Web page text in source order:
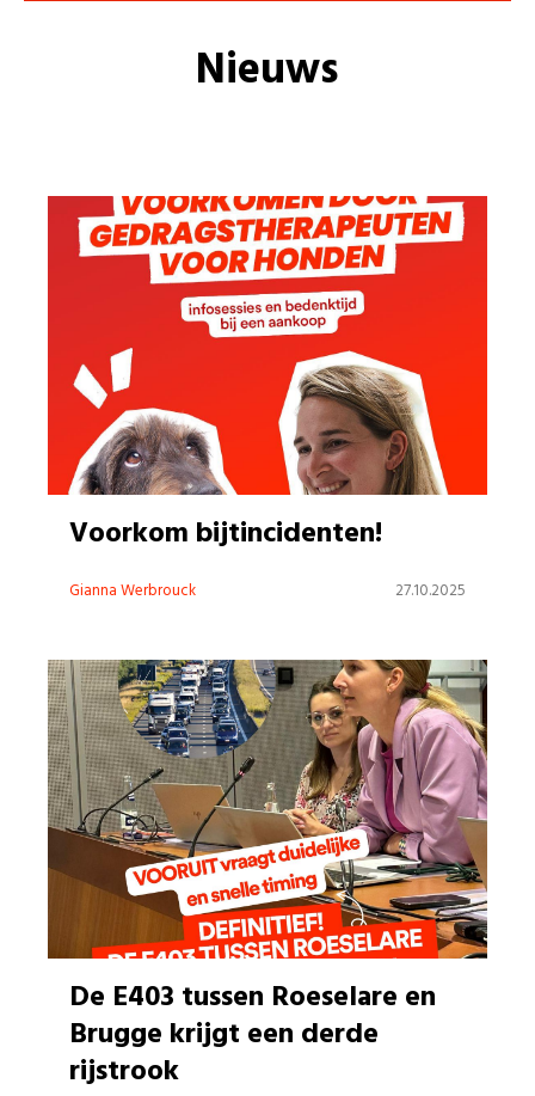
Nieuws
Voorkom bijtincidenten!
Gianna Werbrouck 27.10.2025
De E403 tussen Roeselare en
Brugge krijgt een derde
rijstrook